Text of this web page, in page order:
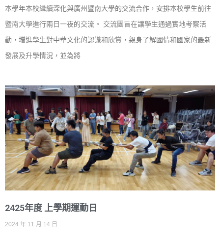
本學年本校繼續深化與廣州暨南大學的交流合作，安排本校學生前往
暨南大學進行兩日一夜的交流。 交流團旨在讓學生通過實地考察活
動，增進學生對中華文化的認識和欣賞，親身了解國情和國家的最新
發展及升學情況，並為將
2425年度 上學期運動日
2024 年 11 月 14 日